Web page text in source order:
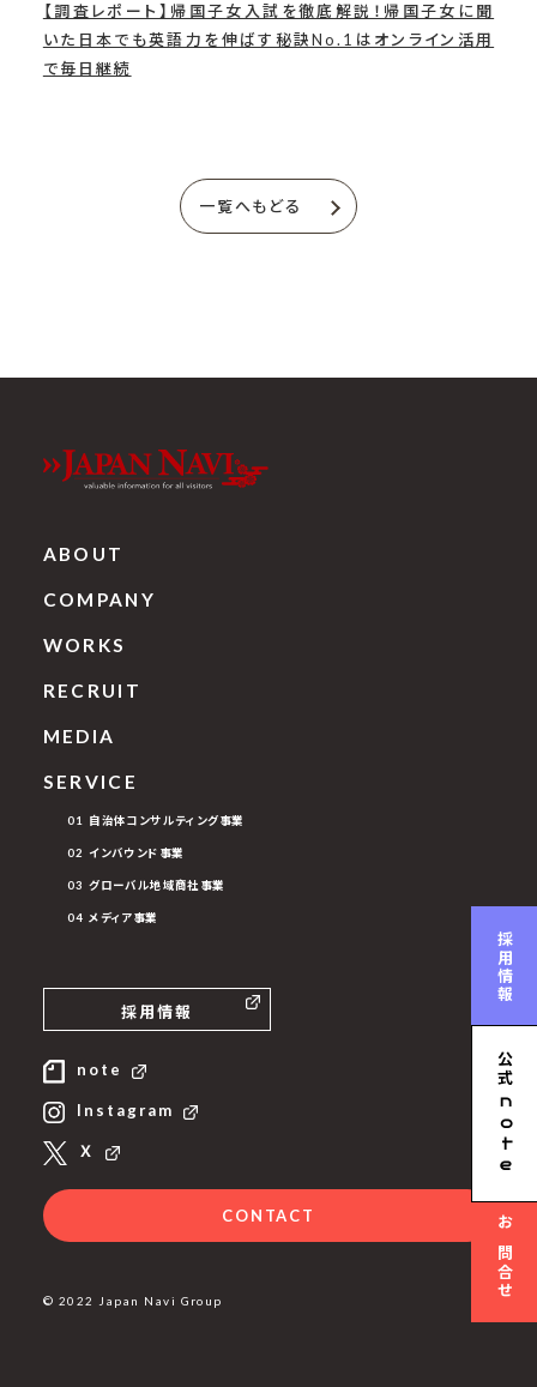
【調査レポート】帰国子女入試を徹底解説！帰国子女に聞
いた日本でも英語力を伸ばす秘訣No.1はオンライン活用
で毎日継続
一覧へもどる
ABOUT
COMPANY
WORKS
RECRUIT
MEDIA
SERVICE
01 自治体コンサルティング事業
02 インバウンド事業
03 グローバル地域商社事業
04 メディア事業
採用情報
note
Instagram
Ｘ
CONTACT
© 2022 Japan Navi Group
採用情報
公式
n
ote
お問合せ